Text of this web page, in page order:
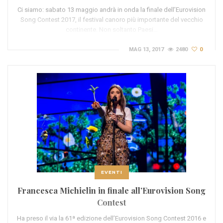
Ci siamo: sabato 13 maggio andrà in onda la finale dell’Eurovision
Song Contest 2017, il festival canoro più importante del vecchio
continente. Non soltanto Paesi…
MAG 13, 2017 2480 0
EVENTI
Francesca Michielin in finale all’Eurovision Song
Contest
Ha preso il via la 61ª edizione dell’Eurovision Song Contest 2016 e